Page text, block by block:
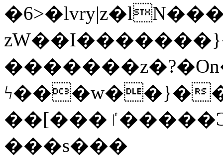
ϟ���w��}�
��[���ٵ�����Ͻ���������x�ս��Apq�����޻�V����O�cp����ٝy{����:�k�ןNݯOOCyx6���&���?
���s���